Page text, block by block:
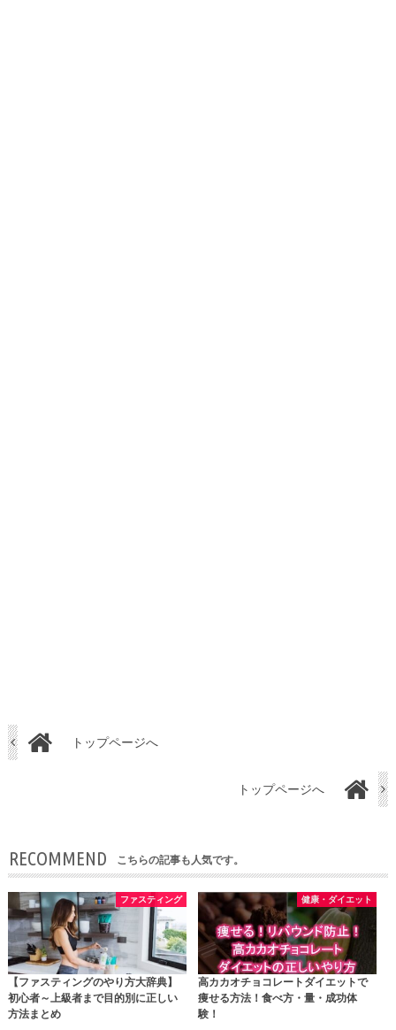
トップページへ
トップページへ
RECOMMEND こちらの記事も人気です。
ファスティング
【ファスティングのやり方大辞典】
初心者～上級者まで目的別に正しい
方法まとめ
健康・ダイエット
高カカオチョコレートダイエットで
痩せる方法！食べ方・量・成功体
験！